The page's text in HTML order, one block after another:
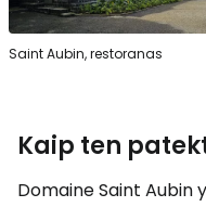
Saint Aubin, restoranas
Kaip ten
Domaine Saint Aubin